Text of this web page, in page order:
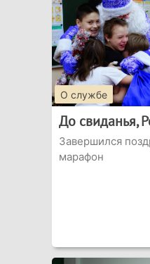
О службе
До свиданья,
Завершился
марафон